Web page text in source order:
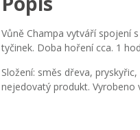
Vůně Champa vytváří spojení
tyčinek. Doba hoření cca. 1
Složení: směs dřeva,
nejedovatý produkt. Vyrobeno